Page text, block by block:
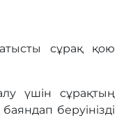
сұрақ қою
үшін сұрақтың
беруінізді